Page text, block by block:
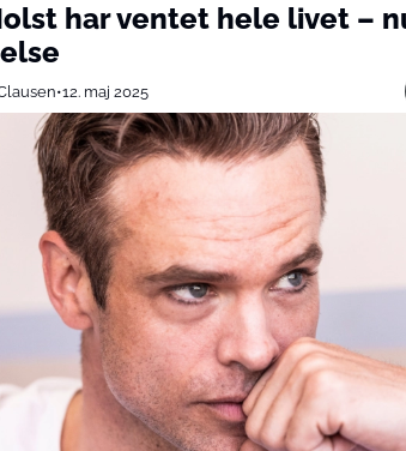
har ventet hele livet –
•12. maj 2025